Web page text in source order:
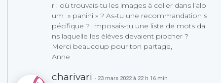
r : où trouvais-tu les images à coller dans l’alb
um » panini » ? As-tu une recommandation s
pécifique ? Imposais-tu une liste de mots da
ns laquelle les élèves devaient piocher ?
Merci beaucoup pour ton partage,
Anne
charivari · 23 mars 2022 à 22 h 16 min